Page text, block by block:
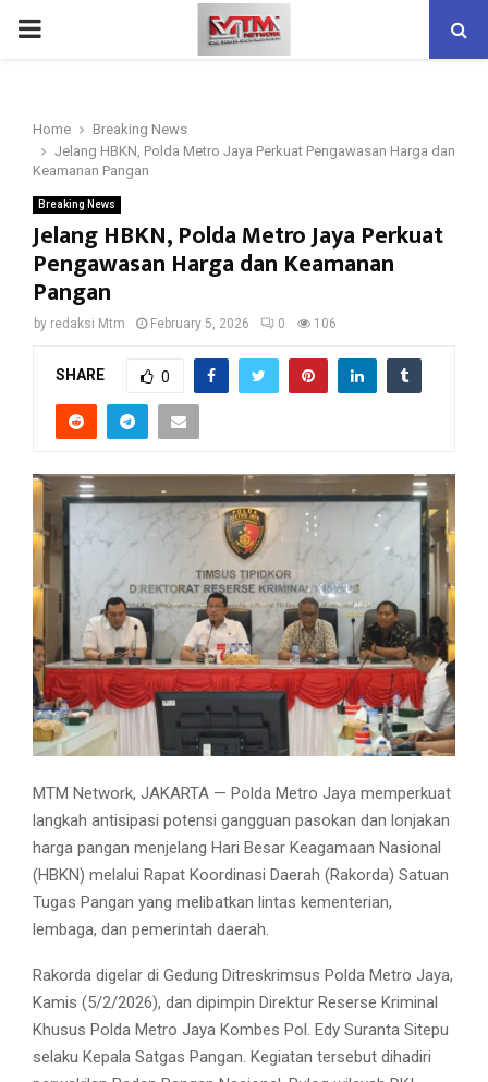
PRIMARY
Home
Breaking News
Jelang HBKN, Polda Metro Jaya Perkuat Pengawasan Harga dan
Keamanan Pangan
Breaking News
Jelang HBKN, Polda Metro Jaya Perkuat
Pengawasan Harga dan Keamanan
Pangan
by redaksi Mtm February 5, 2026 0 106
SHARE 0
MTM Network, JAKARTA — Polda Metro Jaya memperkuat
langkah antisipasi potensi gangguan pasokan dan lonjakan
harga pangan menjelang Hari Besar Keagamaan Nasional
(HBKN) melalui Rapat Koordinasi Daerah (Rakorda) Satuan
Tugas Pangan yang melibatkan lintas kementerian,
lembaga, dan pemerintah daerah.
Rakorda digelar di Gedung Ditreskrimsus Polda Metro Jaya,
Kamis (5/2/2026), dan dipimpin Direktur Reserse Kriminal
Khusus Polda Metro Jaya Kombes Pol. Edy Suranta Sitepu
selaku Kepala Satgas Pangan. Kegiatan tersebut dihadiri